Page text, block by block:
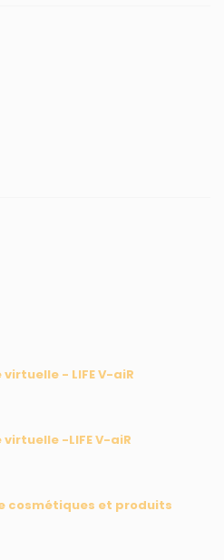
- LIFE V-aiR
-LIFE V-aiR
cosmétiques et produits